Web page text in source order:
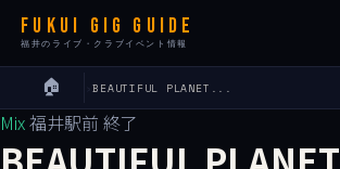
FUKUI GIG GUIDE
福井のライブ・クラブイベント情報
ライブ
カレンダー
🏠 ›BEAUTIFUL PLANET...
Mix福井駅前 終了